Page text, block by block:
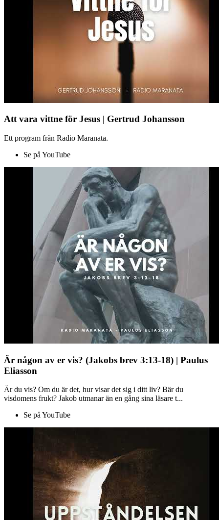
Att vara vittne för Jesus | Gertrud Johansson
Ett program från Radio Maranata.
Se på YouTube
Är någon av er vis? (Jakobs brev 3:13-18) | Paulus
Eliasson
Är du vis? Om du är det, hur visar det sig i ditt liv? Bär du
visdomens frukt? Jakob utmanar än en gång sina läsare t...
Se på YouTube